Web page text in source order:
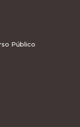
Público